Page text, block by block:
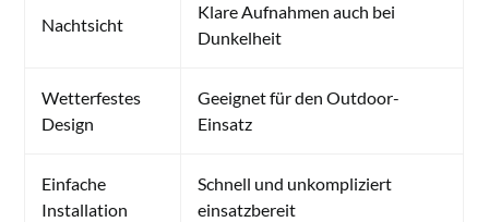
Nachtsicht
Klare Aufnahmen auch bei
Dunkelheit
Wetterfestes
Design
Geeignet für den Outdoor-
Einsatz
Einfache
Installation
Schnell und unkompliziert
einsatzbereit